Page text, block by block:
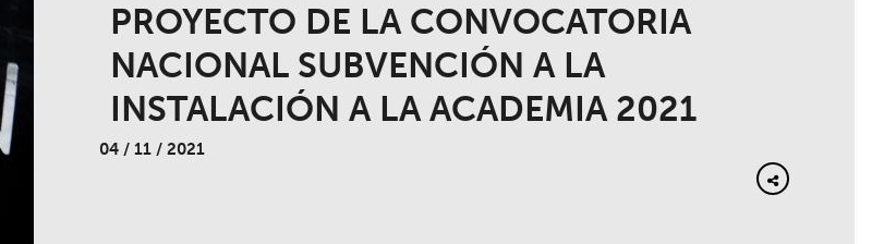
PROYECTO DE LA CONVOCATORIA
NACIONAL SUBVENCIÓN A LA
INSTALACIÓN A LA ACADEMIA 2021
04 / 11 / 2021